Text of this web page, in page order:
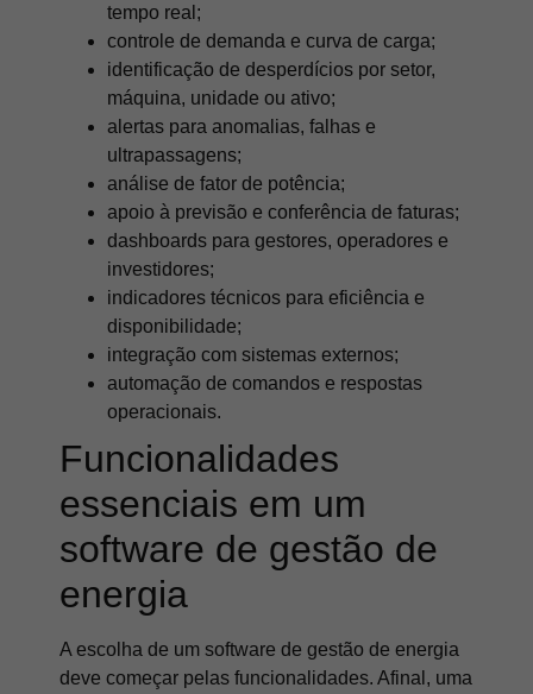
tempo real;
controle de demanda e curva de carga;
identificação de desperdícios por setor,
máquina, unidade ou ativo;
alertas para anomalias, falhas e
ultrapassagens;
análise de fator de potência;
apoio à previsão e conferência de faturas;
dashboards para gestores, operadores e
investidores;
indicadores técnicos para eficiência e
disponibilidade;
integração com sistemas externos;
automação de comandos e respostas
operacionais.
Funcionalidades
essenciais em um
software de gestão de
energia
A escolha de um software de gestão de energia
deve começar pelas funcionalidades. Afinal, uma